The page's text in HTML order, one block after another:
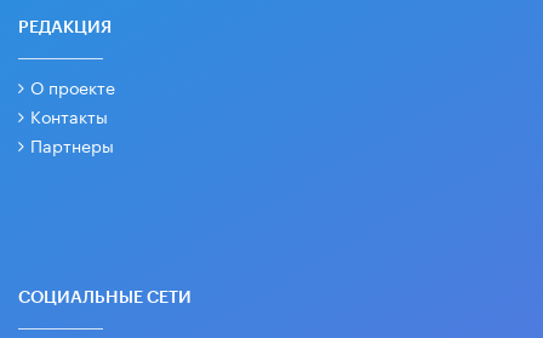
РЕДАКЦИЯ
О проекте
Контакты
Партнеры
СОЦИАЛЬНЫЕ СЕТИ